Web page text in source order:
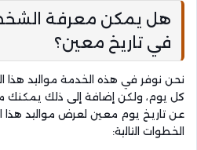
هل يمكن معرفة
في تاريخ معين؟
نحن نوفر في هذه الخدمة مواليد هذا
كل يوم، ولكن إضافة إلى ذلك يمكنك
عن تاريخ يوم معين لعرض مواليد هذا
الخطوات التالية: